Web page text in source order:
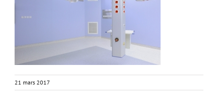
21 mars 2017